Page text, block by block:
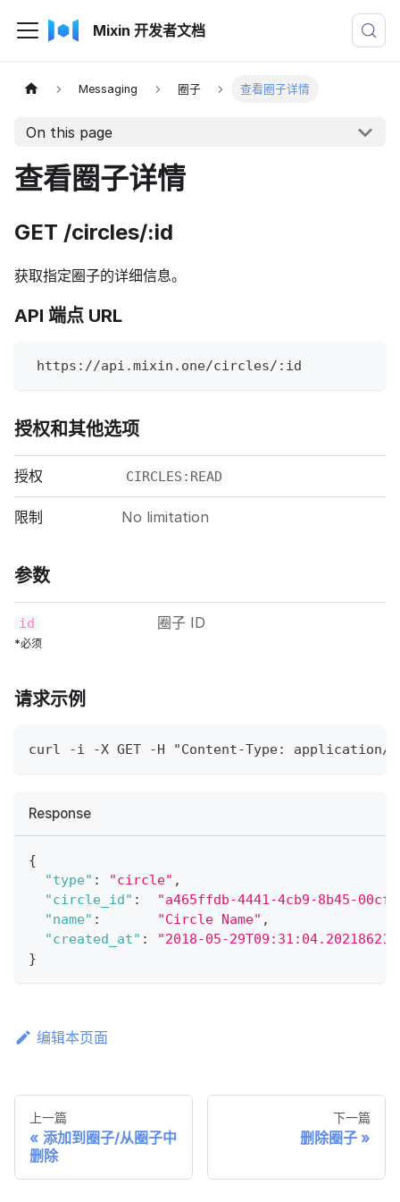
Mixin 开发者文档
Messaging 圈子 查看圈子详情
On this page
查看圈子详情
GET /circles/:id
获取指定圈子的详细信息。
API 端点 URL
https://api.mixin.one/circles/:id
授权和其他选项
授权 CIRCLES:READ
限制 No limitation
参数
id
*必须
圈子 ID
请求示例
curl -i -X GET -H "Content-Type: application/
Response
{
"type" : "circle" ,
"circle_id" :
"a465ffdb-4441-4cb9-8b45-
"name" : "Circle Name" ,
"created_at" :
"2018-05-
}
编辑本页面
上一篇
添加到圈子/从圈子中
删除
下一篇
删除圈子